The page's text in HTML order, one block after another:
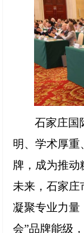
石家庄国
明、学术厚重
牌，成为推动
未来，石家庄
凝聚专业力量
会”品牌能级